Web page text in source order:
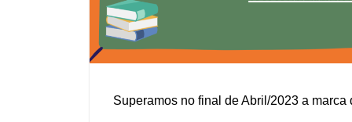
Superamos no final de Abril/2023 a